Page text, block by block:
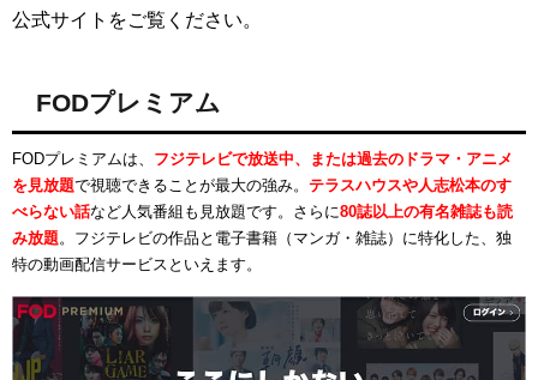
公式サイトをご覧ください。
FODプレミアム
FODプレミアムは、 フジテレビで放送中、または過去のドラマ・アニメ
を見放題で視聴できることが最大の強み。 テラスハウスや人志松本のす
べらない話など人気番組も見放題です。さらに80誌以上の有名雑誌も読
み放題 。フジテレビの作品と電子書籍（マンガ・雑誌）に特化した、独
特の動画配信サービスといえます。